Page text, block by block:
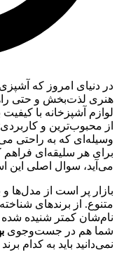
در دنیای امروز که
هنری لذت‌بخش و حتی
لوازم آشپزخانه با
از محبوب‌ترین و
وسیله‌ای که به راحتی
برای هر سلیقه‌ای فراهم
می‌آید، سوال اصلی این
بازار پر است از مدل‌ها
متنوع. از برندهای
نام‌شان کمتر شنیده شده
شما هم در جست‌وجوی
نمی‌دانید باید به کدام